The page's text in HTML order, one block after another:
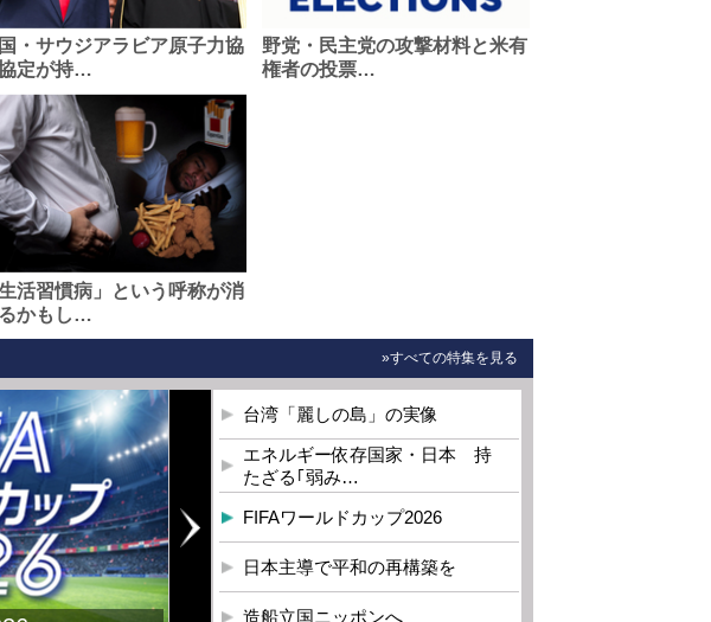
・サウジアラビア原子力協
定が持…
野党・民主党の攻撃材料と米有
権者の投票…
生活習慣病」という呼称が消
かもし…
»すべての特集を見る
台湾「麗しの島」の実像
エネルギー依存国家・日本 持
たざる｢弱み…
FIFAワールドカップ2026
日本主導で平和の再構築を
造船立国ニッポンへ